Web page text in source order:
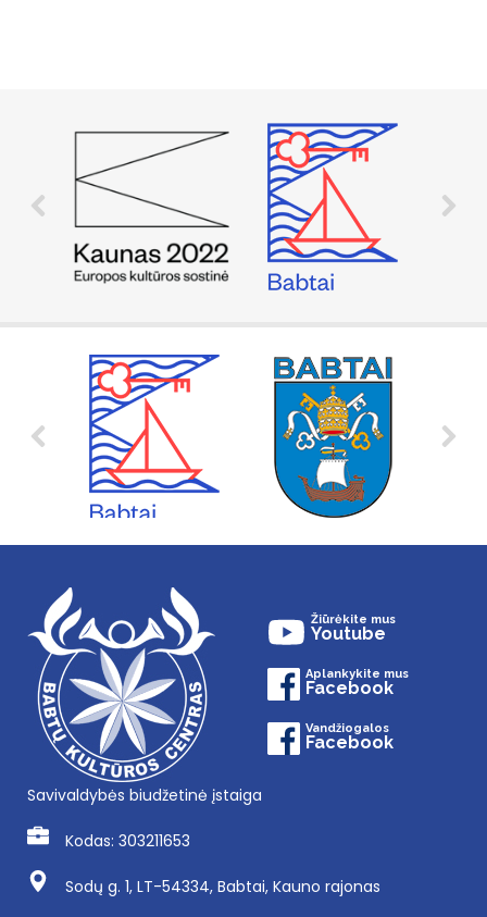
Žiūrėkite mus
Youtube
Aplankykite mus
Facebook
Vandžiogalos
Facebook
Savivaldybės biudžetinė įstaiga
Kodas: 303211653
Sodų g. 1, LT-54334, Babtai, Kauno rajonas